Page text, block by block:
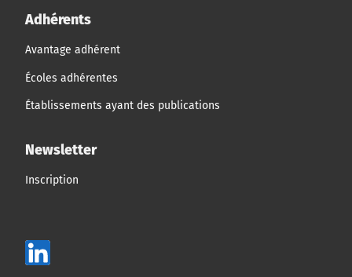
Adhérents
Avantage adhérent
Écoles adhérentes
Établissements ayant des publications
Newsletter
Inscription